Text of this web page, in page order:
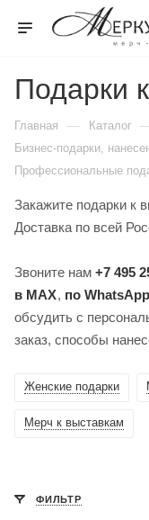
Подарки
Главная — Каталог
Бизнес-подарки,
Профессиональные
Закажите подарки к
Доставка по всей
Звоните нам +7 495
в MAX, по WhatsApp
обсудить с
заказ, способы
Женские подарки
Мерч к выставкам
ФИЛЬТР